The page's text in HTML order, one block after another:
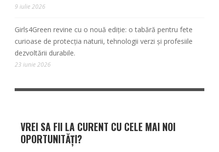
9 iulie 2026
Girls4Green revine cu o nouă ediție: o tabără pentru fete
curioase de protecția naturii, tehnologii verzi și profesiile
dezvoltării durabile.
23 iunie 2026
VREI SA FII LA CURENT CU CELE MAI NOI
OPORTUNITĂȚI?